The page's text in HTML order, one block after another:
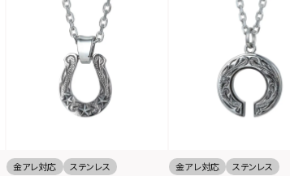
金アレ対応 ステンレス 金アレ対応 ステンレス